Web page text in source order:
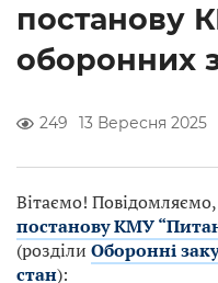
постанову
оборонних
249 13 Вересня 2025
Вітаємо!
постанову КМУ
(розділи Оборонні
стан):